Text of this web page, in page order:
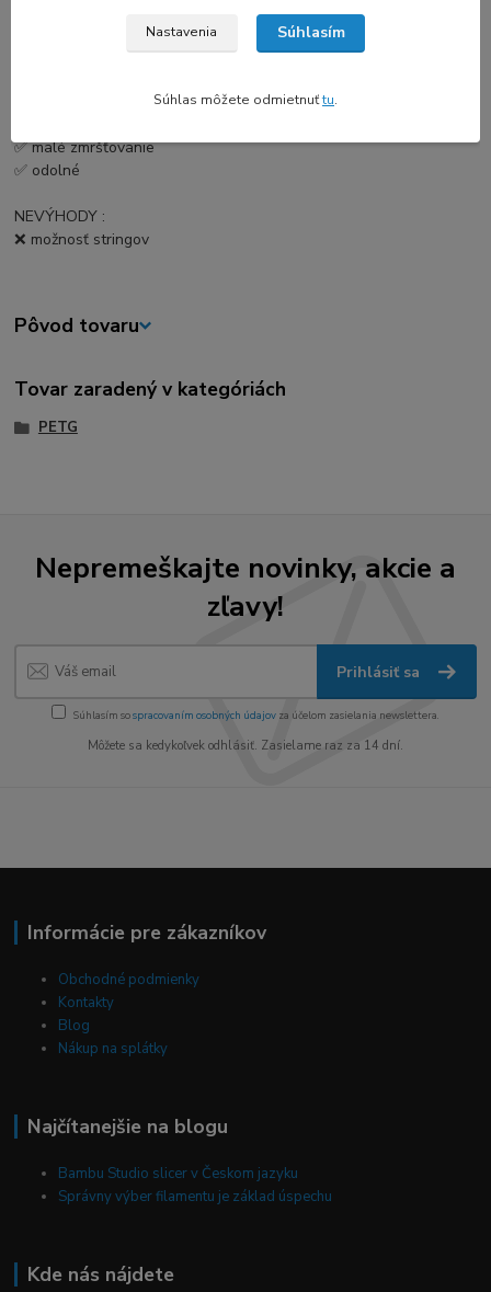
✅ veľmi húževnatá, nie deformácia
✅ malé zmršťovanie
✅ odolné
NEVÝHODY :
❌ možnosť stringov
Pôvod tovaru
Tovar zaradený v kategóriách
PETG
Nepremeškajte novinky, akcie a
zľavy!
Prihlásiť sa
Súhlasím sospracovaním osobných údajov za účelom zasielania newslettera.
Môžete sa kedykoľvek odhlásiť. Zasielame raz za 14 dní.
Informácie pre zákazníkov
Obchodné podmienky
Kontakty
Blog
Nákup na splátky
Najčítanejšie na blogu
Bambu Studio slicer v Českom jazyku
Správny výber filamentu je základ úspechu
Kde nás nájdete
Nastavenia Súhlasím
Súhlas môžete odmietnuťtu.